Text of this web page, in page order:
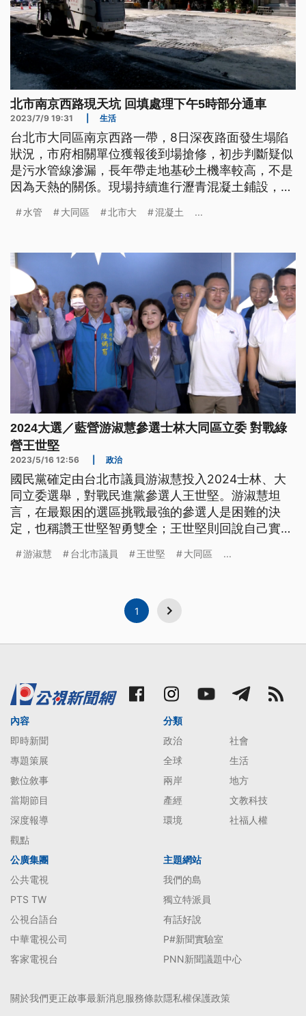
北市南京西路現天坑 回填處理下午5時部分通車
2023/7/9 19:31 生活
台北市大同區南京西路一帶，8日深夜路面發生塌陷
狀況，市府相關單位獲報後到場搶修，初步判斷疑似
是污水管線滲漏，長年帶走地基砂土機率較高，不是
因為天熱的關係。現場持續進行瀝青混凝土鋪設，下
水管 大同區 北市大 混凝土 ...
2024大選／藍營游淑慧參選士林大同區立委 對戰綠
營王世堅
2023/5/16 12:56 政治
國民黨確定由台北市議員游淑慧投入2024士林、大
同立委選舉，對戰民進黨參選人王世堅。游淑慧坦
言，在最艱困的選區挑戰最強的參選人是困難的決
定，也稱讚王世堅智勇雙全；王世堅則回說自己實至
台南市議員謝龍介宣布，欲爭取國民黨的不分區立委
游淑慧 台北市議員 王世堅 大同區 ...
1
內容
即時新聞
專題策展
數位敘事
當期節目
深度報導
觀點
分類
政治
社會
全球
生活
兩岸
地方
產經
文教科技
環境
社福人權
公廣集團
公共電視
PTS TW
公視台語台
中華電視公司
客家電視台
主題網站
我們的島
獨立特派員
有話好說
P#新聞實驗室
PNN新聞議題中心
關於我們更正啟事最新消息服務條款隱私權保護政策